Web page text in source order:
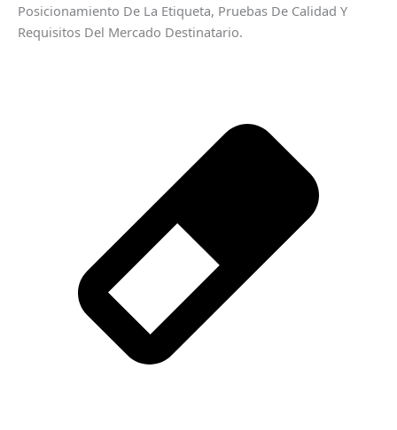
Posicionamiento De La Etiqueta, Pruebas De Calidad Y
Requisitos Del Mercado Destinatario.